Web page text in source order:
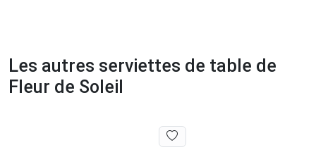
Les autres serviettes de table de
Fleur de Soleil